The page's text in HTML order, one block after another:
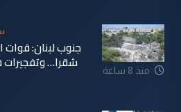
منذ 8 ساعة
جنوب لبنان: قوات
شقرا… وتفجيرات